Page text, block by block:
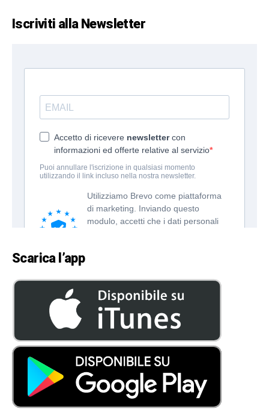
Iscriviti alla Newsletter
Scarica l’app